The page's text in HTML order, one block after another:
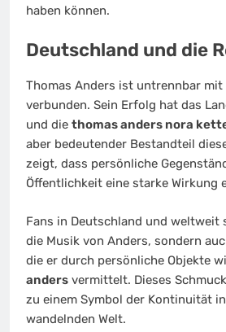
haben können.
Deutschland und die
Thomas Anders ist untrennbar mit
verbunden. Sein Erfolg hat das
und die thomas anders nora
aber bedeutender Bestandteil
zeigt, dass persönliche
Öffentlichkeit eine starke Wirkung
Fans in Deutschland und weltweit
die Musik von Anders, sondern
die er durch persönliche Objekte
anders vermittelt. Dieses
zu einem Symbol der Kontinuität
wandelnden Welt.